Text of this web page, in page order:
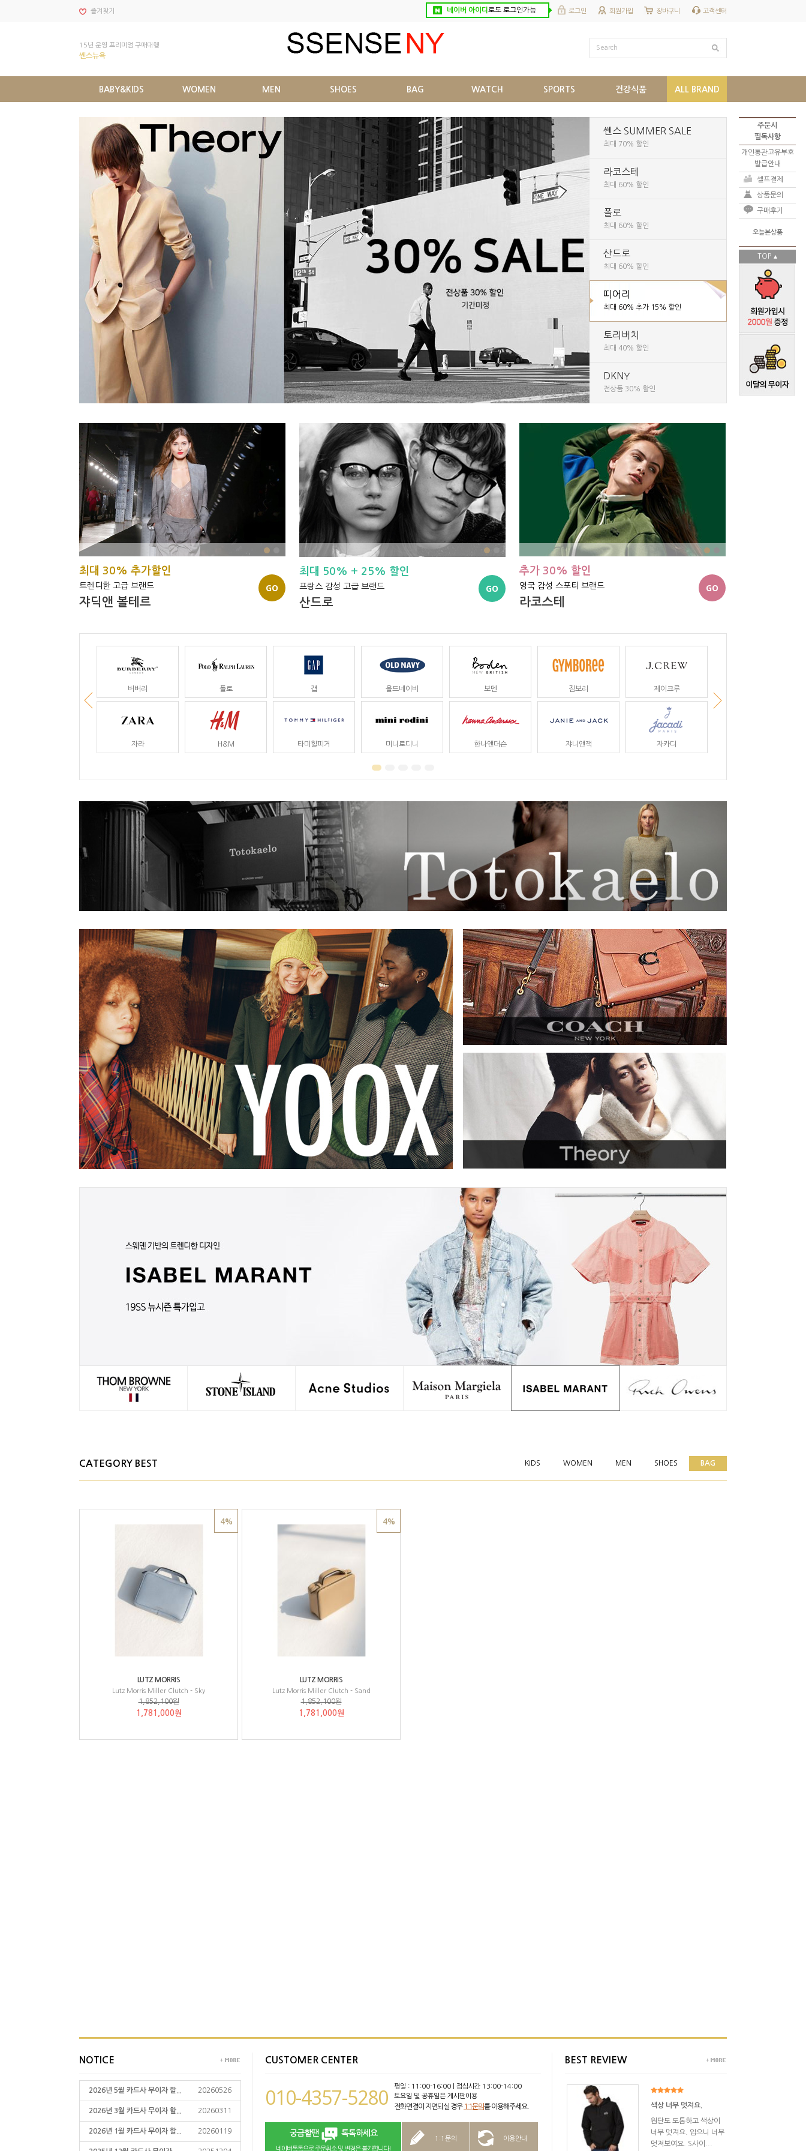
즐겨찾기 로그인
네이버 아이디 로도 로그인가능 회원가입 장바구니 고객센터
15년 운영 프리미엄 구매대행
쎈스뉴욕
Search
BABY&KIDS WOMEN MEN SHOES BAG WATCH SPORTS 건강식품 ALL BRAND
쎈스 SUMMER SALE
최대 70% 할인
라코스테
최대 60% 할인
폴로
최대 60% 할인
산드로
최대 60% 할인
띠어리
최대 60% 추가 15% 할인
토리버치
최대 40% 할인
DKNY
전상품 30% 할인
최대 30% 추가할인
트렌디한 고급 브랜드
쟈딕앤 볼테르
GO
최대 50% + 25% 할인
프랑스 감성 고급 브랜드
산드로
GO
추가 30% 할인
영국 감성 스포티 브랜드
라코스테
GO
버버리 폴로 갭 올드네이비 보덴 짐보리 제이크루
자라 H&M 타미힐피거 미니로디니 한나앤더슨 쟈니앤잭 자카디
CATEGORY BEST KIDS WOMEN MEN SHOES BAG
4%
LUTZ MORRIS
Lutz Morris Miller Clutch - Sky
1,852,100원
1,781,000원
4%
LUTZ MORRIS
Lutz Morris Miller Clutch - Sand
1,852,100원
1,781,000원
주문시
필독사항
개인통관고유부호
발급안내
셀프결제
상품문의
구매후기
오늘본상품
TOP
NOTICE
2026년 5월 카드사 무이자 할... 20260526
2026년 3월 카드사 무이자 할... 20260311
2026년 1월 카드사 무이자 할... 20260119
CUSTOMER CENTER
010-4357-5280
평일 : 11:00-16:00 | 점심시간 13:00-14:00
토요일 및 공휴일은 게시판이용
전화연결이 지연되실 경우 1:1문의를 이용해주세요.
궁금할땐 톡톡하세요
네이버톡톡으로 주문취소 및 변경은 불가합니다!
1:1문의 이용안내
BEST REVIEW
색상 너무 멋져요.
원단도 도톰하고 색상이
너무 멋져요. 입으니 너무
멋져보여요. S사이...